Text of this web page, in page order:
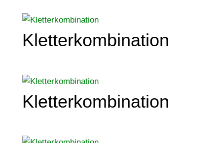
Kletterkombination
Kletterkombination